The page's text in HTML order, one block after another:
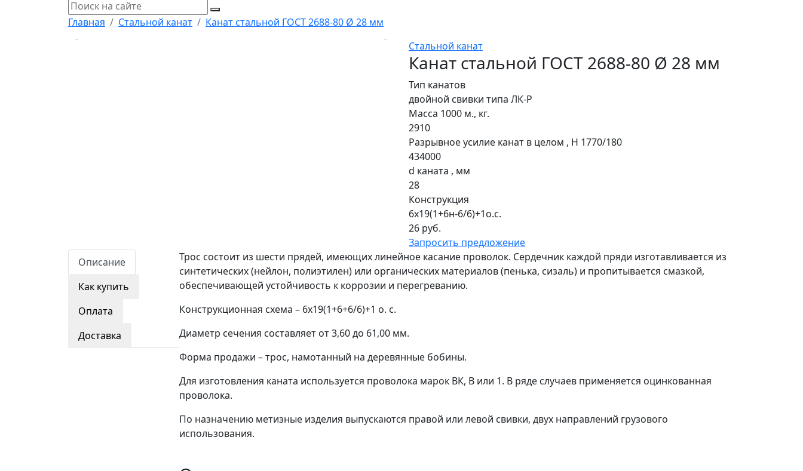
Главная Стальной канат
Канат стальной ГОСТ 2688-80 Ø 28 мм
Стальной канат
Канат стальной ГОСТ 2688-80 Ø 28 мм
Тип канатов
двойной свивки типа ЛК-Р
Масса 1000 м., кг.
2910
Разрывное усилие канат в целом , H 1770/180
434000
d каната , мм
28
Конструкция
6х19(1+6н-6/6)+1о.с.
26 руб.
Запросить предложение
Описание
Как купить
Оплата
Доставка
Трос состоит из шести прядей, имеющих линейное касание проволок. Сердечник каждой пряди изготавливается из
синтетических (нейлон, полиэтилен) или органических материалов (пенька, сизаль) и пропитывается смазкой,
обеспечивающей устойчивость к коррозии и перегреванию.
Конструкционная схема – 6х19(1+6+6/6)+1 о. с.
Диаметр сечения составляет от 3,60 до 61,00 мм.
Форма продажи – трос, намотанный на деревянные бобины.
Для изготовления каната используется проволока марок ВК, В или 1. В ряде случаев применяется оцинкованная
проволока.
По назначению метизные изделия выпускаются правой или левой свивки, двух направлений грузового
использования.